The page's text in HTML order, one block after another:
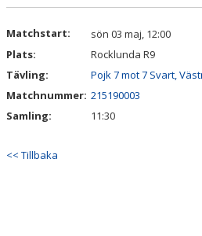
Matchstart:
sön 03 maj, 12:00
Plats:
Rocklunda R9
Tävling:
Pojk 7 mot 7 Svart,
Matchnummer: 215190003
Samling:
11:30
<< Tillbaka